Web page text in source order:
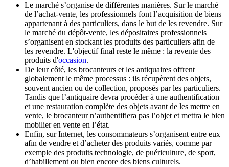
Le marché s’organise de différentes manières. Sur le marché
de l’achat-vente, les professionnels font l’acquisition de biens
appartenant à des particuliers, dans le but de les revendre. Sur
le marché du dépôt-vente, les dépositaires professionnels
s’organisent en stockant les produits des particuliers afin de
les revendre. L'objectif final reste le même : la revente des
produits d'occasion.
De leur côté, les brocanteurs et les antiquaires offrent
globalement le même processus : ils récupèrent des objets,
souvent ancien ou de collection, proposés par les particuliers.
Tandis que l’antiquaire devra procéder à une authentification
et une restauration complète des objets avant de les mettre en
vente, le brocanteur n’authentifiera pas l’objet et mettra le bien
mobilier en vente en l’état.
Enfin, sur Internet, les consommateurs s’organisent entre eux
afin de vendre et d’acheter des produits variés, comme par
exemple des produits technologie, de puériculture, de sport,
d’habillement ou bien encore des biens culturels.